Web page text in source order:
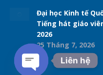
Đại học Kinh tế
Tiếng hát giáo
2026
25 Tháng 7, 2026
Liên hệ